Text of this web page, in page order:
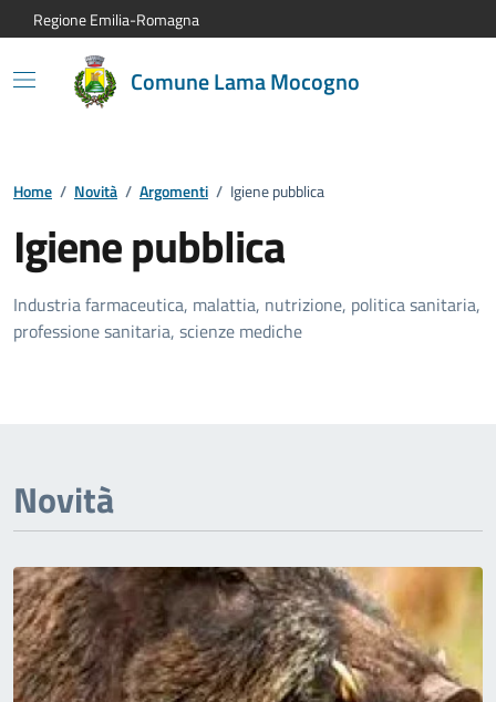
Vai al contenuto principale
Vai alla navigazione del sito
Vai al piede di pagina
Regione Emilia-Romagna
Comune Lama Mocogno
Home / Novità / Argomenti / Igiene pubblica
Igiene pubblica
Industria farmaceutica, malattia, nutrizione, politica sanitaria,
professione sanitaria, scienze mediche
Novità